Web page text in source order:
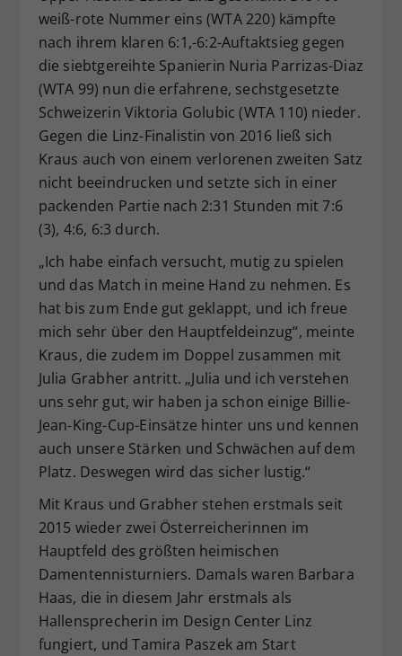
weiß-rote Nummer eins (WTA 220) kämpfte
nach ihrem klaren 6:1,-6:2-Auftaktsieg gegen
die siebtgereihte Spanierin Nuria Parrizas-Diaz
(WTA 99) nun die erfahrene, sechstgesetzte
Schweizerin Viktoria Golubic (WTA 110) nieder.
Gegen die Linz-Finalistin von 2016 ließ sich
Kraus auch von einem verlorenen zweiten Satz
nicht beeindrucken und setzte sich in einer
packenden Partie nach 2:31 Stunden mit 7:6
(3), 4:6, 6:3 durch.
„Ich habe einfach versucht, mutig zu spielen
und das Match in meine Hand zu nehmen. Es
hat bis zum Ende gut geklappt, und ich freue
mich sehr über den Hauptfeldeinzug“, meinte
Kraus, die zudem im Doppel zusammen mit
Julia Grabher antritt. „Julia und ich verstehen
uns sehr gut, wir haben ja schon einige Billie-
Jean-King-Cup-Einsätze hinter uns und kennen
auch unsere Stärken und Schwächen auf dem
Platz. Deswegen wird das sicher lustig.“
Mit Kraus und Grabher stehen erstmals seit
2015 wieder zwei Österreicherinnen im
Hauptfeld des größten heimischen
Damentennisturniers. Damals waren Barbara
Haas, die in diesem Jahr erstmals als
Hallensprecherin im Design Center Linz
fungiert, und Tamira Paszek am Start
Zweck
Dieser Wert speichert Ihre Consent-
Einstellungen. Unter anderem eine
zufällig generierte ID, für die
historische Speicherung Ihrer
vorgenommen Einstellungen, falls der
Webseiten-Betreiber dies eingestellt
hat.